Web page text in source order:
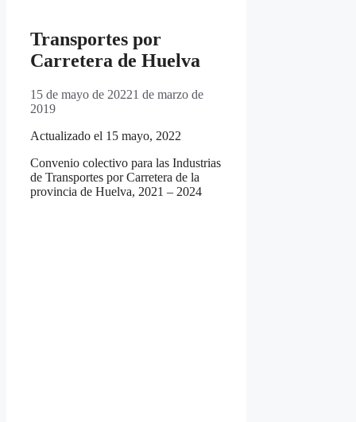
Transportes por
Carretera de Huelva
15 de mayo de 20221 de marzo de
2019
Actualizado el 15 mayo, 2022
Convenio colectivo para las Industrias
de Transportes por Carretera de la
provincia de Huelva, 2021 – 2024